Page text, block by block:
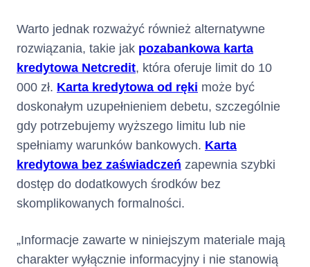
Kredytowego
wykorzystanego w
poprzednich Okresach
Rozliczeniowych,
wskazana w Taryfie
część Limitu
wykorzystanego w
bieżącym Okresie
Rozliczeniowym,
przy czym po rozwiązaniu lub
wygaśnięciu Umowy Minimalna
kwotę Zadłużenia.
Klient może dokonać
Warto jednak rozważyć również alternatywne
rozwiązania, takie jak pozabankowa karta
kredytowa Netcredit, która oferuje limit do 10
000 zł. Karta kredytowa od ręki może być
doskonałym uzupełnieniem debetu, szczególnie
gdy potrzebujemy wyższego limitu lub nie
spełniamy warunków bankowych. Karta
kredytowa bez zaświadczeń zapewnia szybki
dostęp do dodatkowych środków bez
skomplikowanych formalności.
„Informacje zawarte w niniejszym materiale mają
charakter wyłącznie informacyjny i nie stanowią